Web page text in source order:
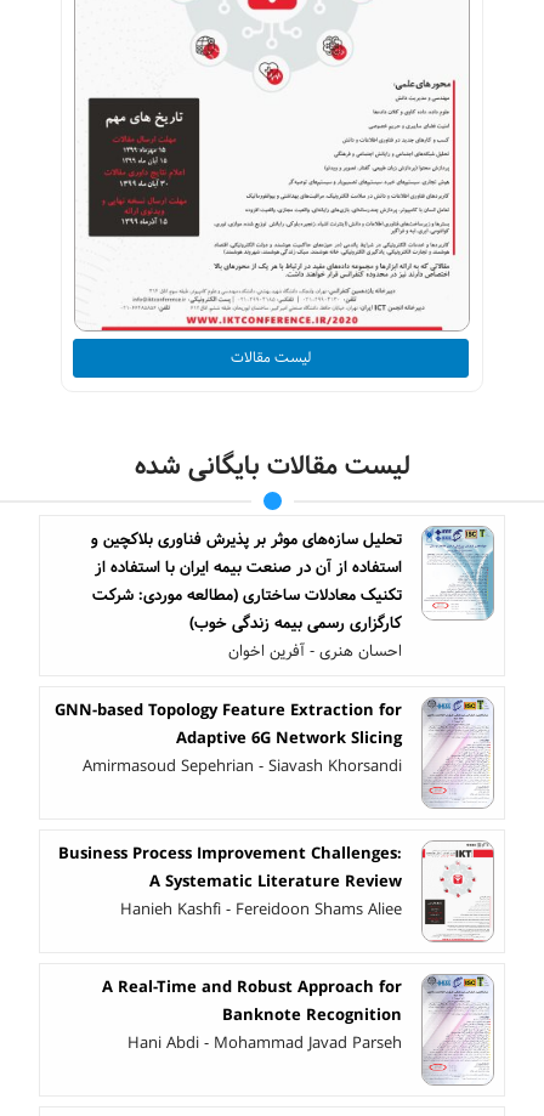
لیست مقالات
لیست مقالات بایگانی شده
تحلیل سازه‌های موثر بر پذیرش فناوری بلاکچین و
استفاده از آن در صنعت بیمه ایران با استفاده از
تکنیک معادلات ساختاری (مطالعه موردی: شرکت
کارگزاری رسمی بیمه زندگی خوب)
احسان هنری - آفرین اخوان
GNN-based Topology Feature Extraction for
Adaptive 6G Network Slicing
Amirmasoud Sepehrian - Siavash Khorsandi
Business Process Improvement Challenges:
A Systematic Literature Review
Hanieh Kashfi - Fereidoon Shams Aliee
A Real-Time and Robust Approach for
Banknote Recognition
Hani Abdi - Mohammad Javad Parseh